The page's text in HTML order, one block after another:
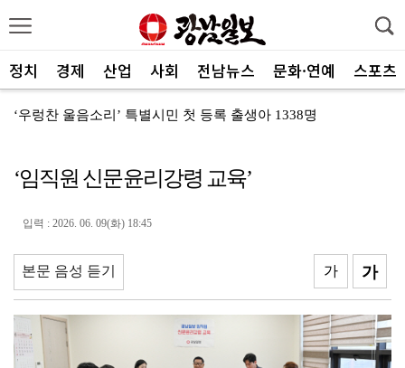
정치 경제 산업 사회 전남뉴스 문화·연예 스포츠
‘우렁찬 울음소리’ 특별시민 첫 등록 출생아 1338명
김영호 "전남광주를 국내 최대 AI·반도체 교육도시로"
광주FC, 레전드 예우 문화 뿌리내린다
전남도체육회, 유소년 스포츠 인재 육성 박차
'말 대신 몸짓으로'…몸과 마음 잇는 무언의 인문학
‘임직원 신문윤리강령 교육’
입력 : 2026. 06. 09(화) 18:45
본문 음성 듣기 가
가